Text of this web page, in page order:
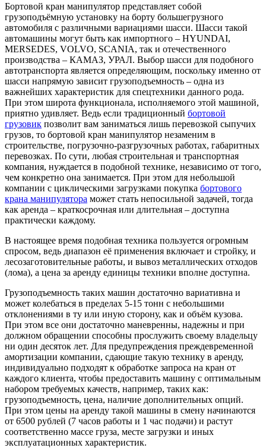
Бортовой кран манипулятор представляет собой
грузоподъёмную установку на борту большегрузного
автомобиля с различными вариациями шасси. Шасси такой
автомашины могут быть как импортного – HYUNDAI,
MERSEDES, VOLVO, SCANIA, так и отечественного
производства – КАМАЗ, УРАЛ. Выбор шасси для подобного
автотранспорта является определяющим, поскольку именно от
шасси напрямую зависит грузоподъемность – одна из
важнейших характеристик для спецтехники данного рода.
При этом широта функционала, исполняемого этой машиной,
приятно удивляет. Ведь если традиционный бортовой
грузовик позволит вам заниматься лишь перевозкой сыпучих
грузов, то бортовой кран манипулятор незаменим в
строительстве, погрузочно-разгрузочных работах, габаритных
перевозках. По сути, любая строительная и транспортная
компания, нуждается в подобной технике, независимо от того,
чем конкретно она занимается. При этом для небольшой
компании с циклическими загрузками покупка бортового
крана манипулятора может стать непосильной задачей, тогда
как аренда – краткосрочная или длительная – доступна
практически каждому.
В настоящее время подобная техника пользуется огромным
спросом, ведь диапазон её применения включает и стройку, и
лесозаготовительные работы, и вывоз металлических отходов
(лома), а цена за аренду единицы техники вполне доступна.
Грузоподъемность таких машин достаточно вариативна и
может колебаться в пределах 5-15 тонн с небольшими
отклонениями в ту или иную сторону, как и объём кузова.
При этом все они достаточно маневренны, надежны и при
должном обращении способны прослужить своему владельцу
ни один десяток лет. Для предупреждения преждевременной
амортизации компании, сдающие такую технику в аренду,
индивидуально подходят к обработке запроса на кран от
каждого клиента, чтобы предоставить машину с оптимальным
набором требуемых качеств, например, таких как:
грузоподъемность, цена, наличие дополнительных опций.
При этом цены на аренду такой машины в смену начинаются
от 6500 рублей (7 часов работы и 1 час подачи) и растут
соответственно массе груза, месте загрузки и иных
эксплуатационных характеристик.